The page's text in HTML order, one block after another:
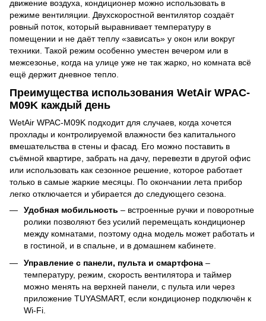
движение воздуха, кондиционер можно использовать в
режиме вентиляции. Двухскоростной вентилятор создаёт
ровный поток, который выравнивает температуру в
помещении и не даёт теплу «зависать» у окон или вокруг
техники. Такой режим особенно уместен вечером или в
межсезонье, когда на улице уже не так жарко, но комната всё
ещё держит дневное тепло.
Преимущества использования WetAir WPAC-
M09K каждый день
WetAir WPAC-M09K подходит для случаев, когда хочется
прохлады и контролируемой влажности без капитального
вмешательства в стены и фасад. Его можно поставить в
съёмной квартире, забрать на дачу, перевезти в другой офис
или использовать как сезонное решение, которое работает
только в самые жаркие месяцы. По окончании лета прибор
легко отключается и убирается до следующего сезона.
Удобная мобильность – встроенные ручки и поворотные
ролики позволяют без усилий перемещать кондиционер
между комнатами, поэтому одна модель может работать и
в гостиной, и в спальне, и в домашнем кабинете.
Управление с панели, пульта и смартфона –
температуру, режим, скорость вентилятора и таймер
можно менять на верхней панели, с пульта или через
приложение TUYASMART, если кондиционер подключён к
Wi-Fi.